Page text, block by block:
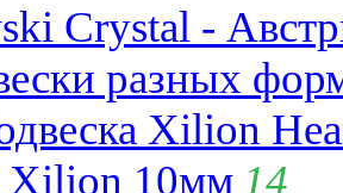
Crystal -
разных
Xilion
Xilion 10мм 14